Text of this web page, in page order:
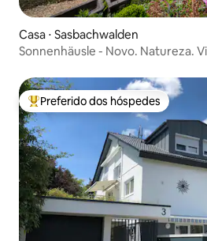
Casa ⋅ Sasbachwalden
Sonnenhäusle - Novo. Natureza.
Entre os melhores preferidos dos
Preferido dos hóspedes